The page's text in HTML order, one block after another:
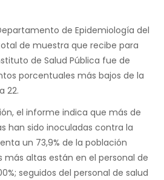
de Epidemiología del
de muestra que recibe para
de Salud Pública fue de
porcentuales más bajos de la
22.
el informe indica que más de
han sido inoculadas contra la
un 73,9% de la población
más altas están en el personal de
seguidos del personal de salud